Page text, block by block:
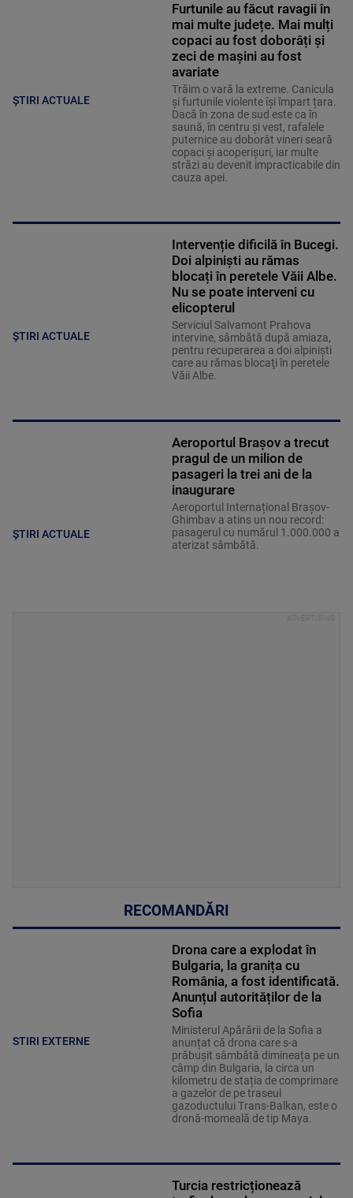
ȘTIRI ACTUALE
Furtunile au făcut ravagii în
mai multe județe. Mai mulți
copaci au fost doborâți și
zeci de mașini au fost
avariate
Trăim o vară la extreme. Canicula
și furtunile violente își împart țara.
Dacă în zona de sud este ca în
saună, în centru și vest, rafalele
puternice au doborât vineri seară
copaci și acoperișuri, iar multe
străzi au devenit impracticabile din
cauza apei.
ȘTIRI ACTUALE
Intervenție dificilă în Bucegi.
Doi alpiniști au rămas
blocați în peretele Văii Albe.
Nu se poate interveni cu
elicopterul
Serviciul Salvamont Prahova
intervine, sâmbătă după amiaza,
pentru recuperarea a doi alpinişti
care au rămas blocaţi în peretele
Văii Albe.
ȘTIRI ACTUALE
Aeroportul Brașov a trecut
pragul de un milion de
pasageri la trei ani de la
inaugurare
Aeroportul Internațional Brașov-
Ghimbav a atins un nou record:
pasagerul cu numărul 1.000.000 a
aterizat sâmbătă.
RECOMANDĂRI
STIRI EXTERNE
Drona care a explodat în
Bulgaria, la granița cu
România, a fost identificată.
Anunțul autorităților de la
Sofia
Ministerul Apărării de la Sofia a
anunțat că drona care s-a
prăbușit sâmbătă dimineața pe un
câmp din Bulgaria, la circa un
kilometru de stația de comprimare
a gazelor de pe traseul
gazoductului Trans-Balkan, este o
dronă-momeală de tip Maya.
Turcia restricționează